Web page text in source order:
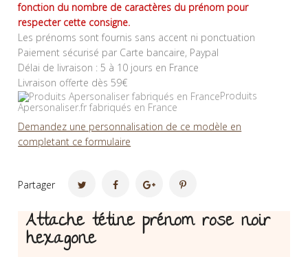
fonction du nombre de caractères du prénom pour
respecter cette consigne.
Les prénoms sont fournis sans accent ni ponctuation
Paiement sécurisé par Carte bancaire, Paypal
Délai de livraison : 5 à 10 jours en France
Livraison offerte dès 59€
Produits
Apersonaliser.fr fabriqués en France
Demandez une personnalisation de ce modèle en
completant ce formulaire
Partager
Attache tétine prénom rose noir
hexagone